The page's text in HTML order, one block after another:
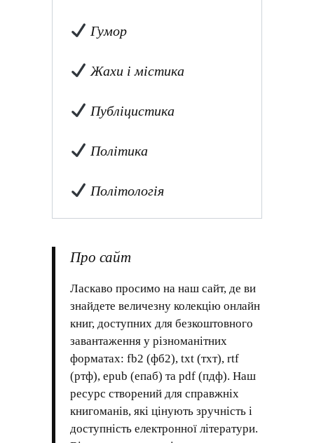
Гумор
Жахи і містика
Публіцистика
Політика
Політологія
Про сайт
Ласкаво просимо на наш сайт, де ви
знайдете величезну колекцію онлайн
книг, доступних для безкоштовного
завантаження у різноманітних
форматах: fb2 (фб2), txt (тхт), rtf
(ртф), epub (епаб) та pdf (пдф). Наш
ресурс створений для справжніх
книгоманів, які цінують зручність і
доступність електронної літератури.